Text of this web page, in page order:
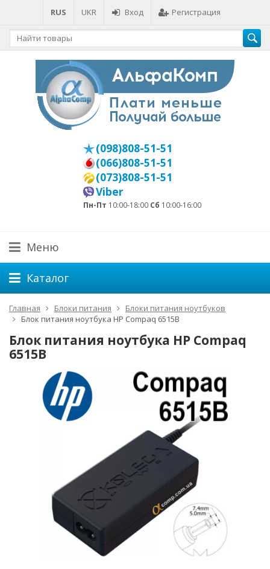
RUS UKR Вход Регистрация
(098)808-51-51
(066)808-51-51
(073)808-51-51
Viber
Пн-Пт 10:00-18:00 Сб 10:00-16:00
Меню
Каталог
Главная Блоки питания
Блоки питания ноутбуков
Блок питания ноутбука HP Compaq 6515B
Блок питания ноутбука HP Compaq
6515B